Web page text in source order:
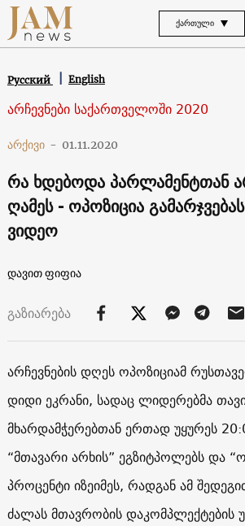
ᲥᲐᲠᲗᲣᲚᲘ
Русский English
არჩევნები საქართველოში 2020
არქივი - 01.11.2020
რა ხდებოდა პარლამენტთან
ღამეს - ოპოზიცია
ვიდეო
დავით ფიფია
გაზიარება
არჩევნების დღეს ოპოზიციამ
დიდი ეკრანი, სადაც ლიდერებმა
მხარდამჭერებთან ერთად უყურეს
“მთავარი არხის” ეგზიტპოლებს და
პროცენტი იზეიმეს, რადგან ამ
ძალას მთავრობის დაკომპლექტების